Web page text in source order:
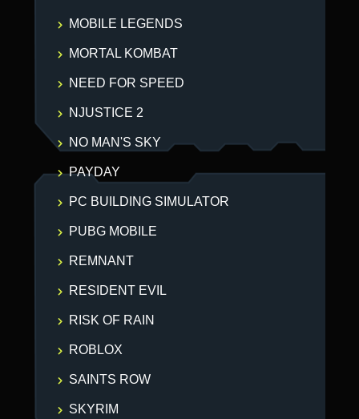
MOBILE LEGENDS
MORTAL KOMBAT
NEED FOR SPEED
NJUSTICE 2
NO MAN'S SKY
PAYDAY
PC BUILDING SIMULATOR
PUBG MOBILE
REMNANT
RESIDENT EVIL
RISK OF RAIN
ROBLOX
SAINTS ROW
SKYRIM